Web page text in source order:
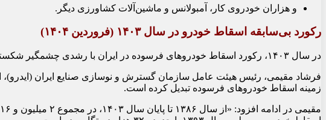
و هزاران خودروی کار، آمبولانس و ماشین‌آلات کشاورزی دیگر.
رکورد بی‌سابقه اسقاط خودرو در سال ۱۴۰۳ (فروردین ۱۴۰۴)
در سال ۱۴۰۳، رکورد اسقاط خودروهای فرسوده در ایران با رشدی چشمگیر شکسته شد. بر اساس آخرین گزارش‌ها، بیش از ۳۴۹ هزار دستگاه خودرو فرسوده در این سال از رده خارج شده که نشان‌دهنده افزایش ۳۵۵ درصدی نسبت به سال قبل است.
زمینه اسقاط خودروهای فرسوده تبدیل کرده است.